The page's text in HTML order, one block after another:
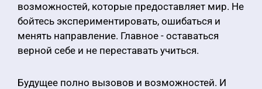
возможностей, которые предоставляет мир. Не
бойтесь экспериментировать, ошибаться и
менять направление. Главное - оставаться
верной себе и не переставать учиться.
Будущее полно вызовов и возможностей. И